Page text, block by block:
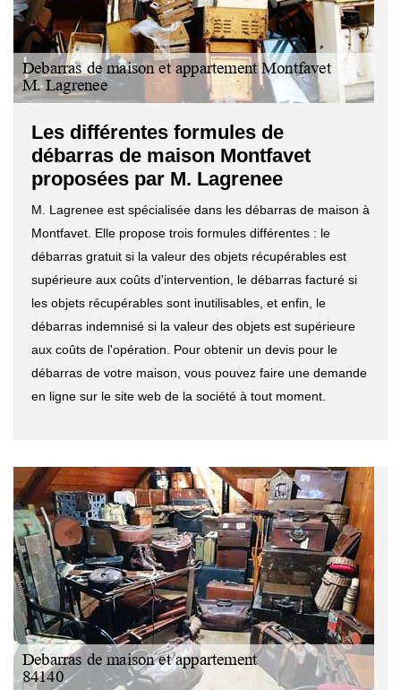
Les différentes formules de
débarras de maison Montfavet
proposées par M. Lagrenee
M. Lagrenee est spécialisée dans les débarras de maison à
Montfavet. Elle propose trois formules différentes : le
débarras gratuit si la valeur des objets récupérables est
supérieure aux coûts d'intervention, le débarras facturé si
les objets récupérables sont inutilisables, et enfin, le
débarras indemnisé si la valeur des objets est supérieure
aux coûts de l'opération. Pour obtenir un devis pour le
débarras de votre maison, vous pouvez faire une demande
en ligne sur le site web de la société à tout moment.